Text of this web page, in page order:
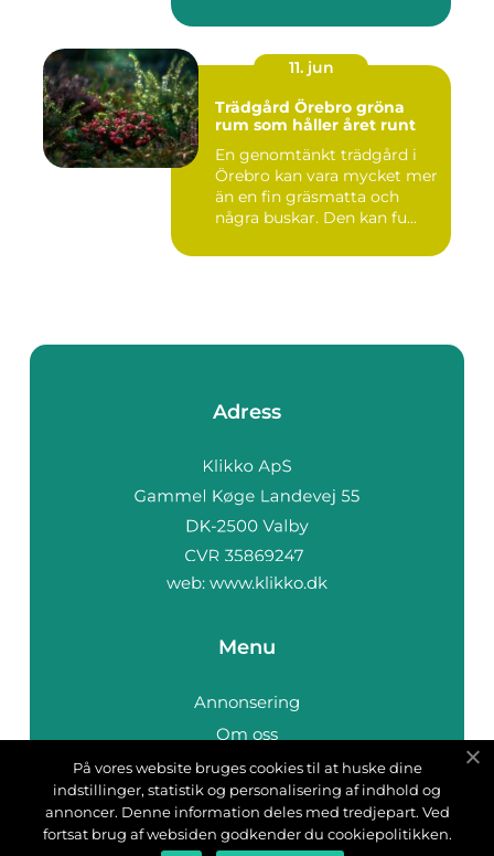
11. jun
Trädgård Örebro gröna
rum som håller året runt
En genomtänkt trädgård i
Örebro kan vara mycket mer
än en fin gräsmatta och
några buskar. Den kan fu...
Adress
web: www.klikko.dk
Menu
Annonsering
Om oss
Cookies
Kontakta oss
Sitemap
På vores website bruges cookies til at huske dine
indstillinger, statistik og personalisering af indhold og
annoncer. Denne information deles med tredjepart. Ved
fortsat brug af websiden godkender du cookiepolitikken.